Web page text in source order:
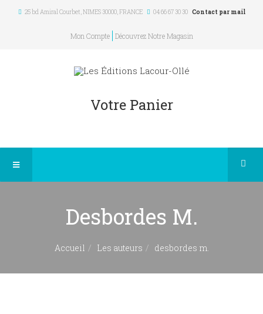
25 bd Amiral Courbet, NIMES 30000,FRANCE 04 66 67 30 30 Contact par mail
Mon Compte Découvrez Notre Magasin
Votre Panier
Desbordes M.
Accueil Les auteurs desbordes m.